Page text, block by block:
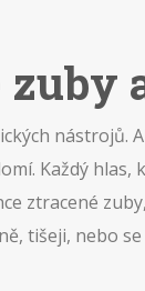
nástrojů.
. Každý hlas,
ztracené
tišeji, nebo